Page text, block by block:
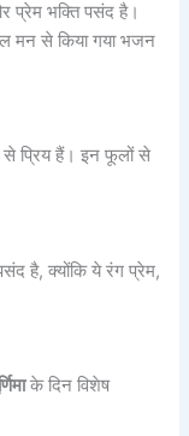
प्रेम भक्ति पसंद है।
मन से किया गया भजन
प्रिय हैं। इन फूलों से
है, क्योंकि ये रंग प्रेम,
के दिन विशेष